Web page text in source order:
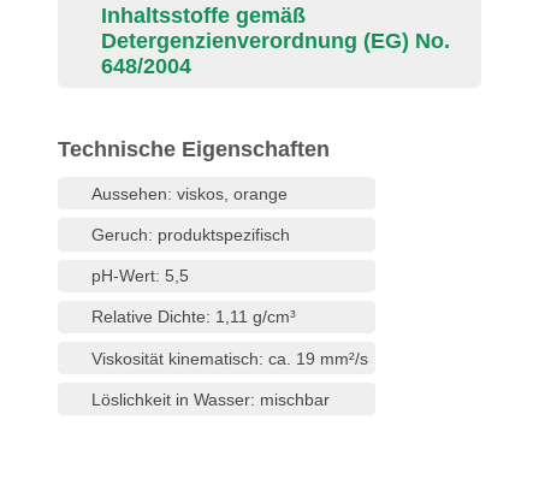
Inhaltsstoffe gemäß
Detergenzienverordnung (EG) No.
648/2004
Technische Eigenschaften
Aussehen: viskos, orange
Geruch: produktspezifisch
pH-Wert: 5,5
Relative Dichte: 1,11 g/cm³
Viskosität kinematisch: ca. 19 mm²/s
Löslichkeit in Wasser: mischbar